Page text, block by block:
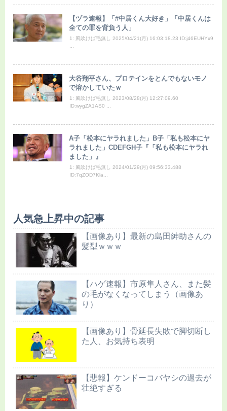
【ヅラ速報】「#中居くん大好き」「中居くんは
全ての罪を背負う人」
1: 風吹けば毛無し 2025/04/21(月) 16:03:18.23 ID:j46EUHYx9
大谷翔平さん、プロテインをとんでもないモノ
で溶かしていたｗ
1: 風吹けば毛無し 2023/08/28(月) 12:27:09.60
ID:wygZA1AS0 ...
A子「松本にヤラれました」B子「私も松本にヤ
ラれました」CDEFGH子『「私も松本にヤラれ
ました」』
1: 風吹けば毛無し 2024/01/29(月) 09:56:33.488
ID:7qZOD7Kla...
人気急上昇中の記事
【画像あり】最新の島田紳助さんの
髪型ｗｗｗ
【ハゲ速報】市原隼人さん、また髪
の毛がなくなってしまう（画像あ
り）
【画像あり】骨延長失敗で脚切断し
た人、お気持ち表明
【悲報】ケンドーコバヤシの過去が
壮絶すぎる